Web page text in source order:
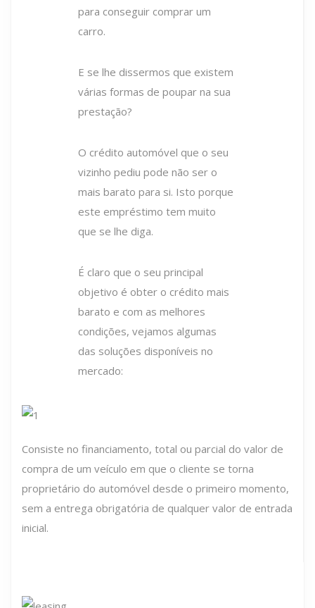
para conseguir comprar um
carro.
E se lhe dissermos que existem
várias formas de poupar na sua
prestação?
O crédito automóvel que o seu
vizinho pediu pode não ser o
mais barato para si. Isto porque
este empréstimo tem muito
que se lhe diga.
É claro que o seu principal
objetivo é obter o crédito mais
barato e com as melhores
condições, vejamos algumas
das soluções disponíveis no
mercado:
Consiste no financiamento, total ou parcial do valor de
compra de um veículo em que o cliente se torna
proprietário do automóvel desde o primeiro momento,
sem a entrega obrigatória de qualquer valor de entrada
inicial.